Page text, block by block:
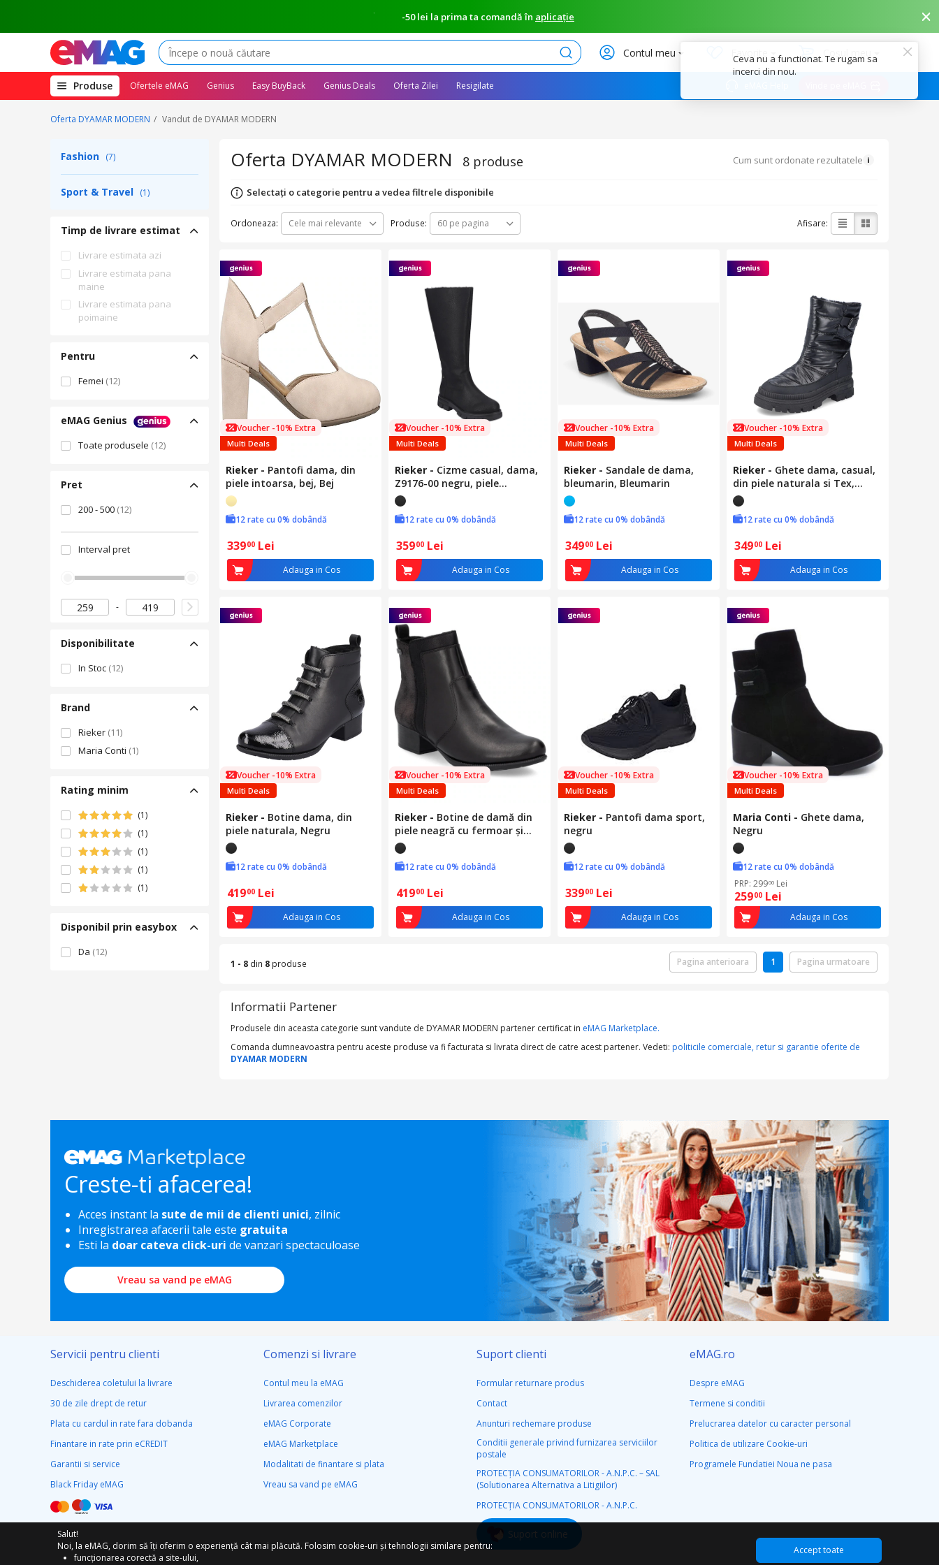
Ceva nu a functionat. Te rugam sa
incerci din nou.
-50 lei la prima ta comandă în aplicație
Caută Contul meu Favorite Coșul meu
Produse(deschide
megameniul)
Ofertele eMAG Genius Easy BuyBack Genius Deals Oferta Zilei Resigilate
Oferta DYAMAR MODERN Vandut de DYAMAR MODERN
Fashion (7)
Sport & Travel (1)
Timp de livrare estimat
Livrare estimata azi
Livrare estimata pana
maine
Livrare estimata pana
poimaine
Pentru
Femei (12)
eMAG Genius
Toate produsele (12)
Pret
200 - 500 (12)
Interval pret
Disponibilitate
In Stoc (12)
Brand
Rieker (11)
Maria Conti (1)
Rating minim
(1)
(1)
(1)
(1)
(1)
Disponibil prin easybox
Da (12)
Oferta DYAMAR MODERN 8 produse Cum sunt ordonate rezultatele
Selectați o categorie pentru a vedea filtrele disponibile
Ordoneaza: Cele mai relevante Produse: 60 pe pagina Afisare:
Voucher -10% Extra
Multi Deals
Rieker - Pantofi dama, din
piele intoarsa, bej, Bej
12 rate cu 0% dobândă
33900 Lei
Adauga in Cos
Voucher -10% Extra
Multi Deals
Rieker - Cizme casual, dama,
Z9176-00 negru, piele
ecologica``, Negru, 36
12 rate cu 0% dobândă
35900 Lei
Adauga in Cos
Voucher -10% Extra
Multi Deals
Rieker - Sandale de dama,
bleumarin, Bleumarin
12 rate cu 0% dobândă
34900 Lei
Adauga in Cos
Voucher -10% Extra
Multi Deals
Rieker - Ghete dama, casual,
din piele naturala si Tex,
negru, Negru
12 rate cu 0% dobândă
34900 Lei
Adauga in Cos
Voucher -10% Extra
Multi Deals
Rieker - Botine dama, din
piele naturala, Negru
12 rate cu 0% dobândă
41900 Lei
Adauga in Cos
Voucher -10% Extra
Multi Deals
Rieker - Botine de damă din
piele neagră cu fermoar și
membrană hidrofugă 78658-
00
12 rate cu 0% dobândă
41900 Lei
Adauga in Cos
Voucher -10% Extra
Multi Deals
Rieker - Pantofi dama sport,
negru
12 rate cu 0% dobândă
33900 Lei
Adauga in Cos
Voucher -10% Extra
Multi Deals
Maria Conti - Ghete dama,
Negru
12 rate cu 0% dobândă
PRP: 29900 Lei
25900 Lei
Adauga in Cos
1 - 8 din 8 produse Pagina anterioara 1 Pagina urmatoare
Informatii Partener
Produsele din aceasta categorie sunt vandute de DYAMAR MODERN partener certificat in eMAG Marketplace.
Comanda dumneavoastra pentru aceste produse va fi facturata si livrata direct de catre acest partener. Vedeti: politicile comerciale, retur si garantie oferite de
DYAMAR MODERN
Creste-ti afacerea!
Acces instant la sute de mii de clienti unici, zilnic
Inregistrarea afacerii tale este gratuita
Esti la doar cateva click-uri de vanzari spectaculoase
Vreau sa vand pe eMAG
Servicii pentru clienti
Deschiderea coletului la livrare
30 de zile drept de retur
Plata cu cardul in rate fara dobanda
Finantare in rate prin eCREDIT
Garantii si service
Black Friday eMAG
Comenzi si livrare
Contul meu la eMAG
Livrarea comenzilor
eMAG Corporate
eMAG Marketplace
Modalitati de finantare si plata
Vreau sa vand pe eMAG
Suport clienti
Formular returnare produs
Contact
Anunturi rechemare produse
Conditii generale privind furnizarea serviciilor
postale
PROTECŢIA CONSUMATORILOR - A.N.P.C. – SAL
(Solutionarea Alternativa a Litigiilor)
PROTECŢIA CONSUMATORILOR - A.N.P.C.
Suport online
eMAG.ro
Despre eMAG
Termene si conditii
Prelucrarea datelor cu caracter personal
Politica de utilizare Cookie-uri
Programele Fundatiei Noua ne pasa
Salut!
Noi, la eMAG, dorim să îți oferim o experiență cât mai plăcută. Folosim cookie-uri și tehnologii similare pentru:
funcționarea corectă a site-ului,
Accept toate